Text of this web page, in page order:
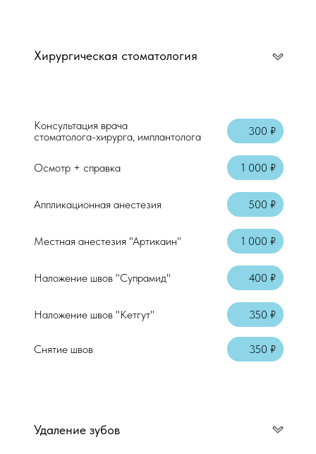
Осмотр + справка
Аппликационная анестезия
Местная анестезия "Артикаин"
Хирургическая стоматология
Консультация врача стоматолога-
Осмотр + справка
400 ₽
Наложение швов "Супрамид"
1 000 ₽
Местная анестезия "Артикаин"
350 ₽
Снятие швов
500 ₽
Аппликационная анестезия
300 ₽
Консультация врача
стоматолога-хирурга, имплантолога
350 ₽
Наложение швов "Кетгут"
1 000 ₽
Осмотр + справка
Удаление зубов